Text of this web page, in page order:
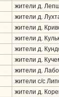
жители д.
жители д.
жители д.
жители д.
жители д.
жители д.
жители д.
жители с/с
жители д.